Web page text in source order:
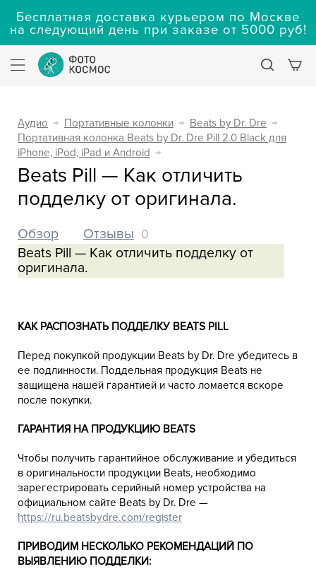
Бесплатная доставка курьером по Москве
на следующий день при заказе от 5000 руб!
Аудио → Портативные колонки → Beats by Dr. Dre →
Портативная колонка Beats by Dr. Dre Pill 2.0 Black для
iPhone, iPod, iPad и Android →
Beats Pill — Как отличить
подделку от оригинала.
Обзор Отзывы 0
Beats Pill — Как отличить подделку от
оригинала.
КАК РАСПОЗНАТЬ ПОДДЕЛКУ BEATS PILL
Перед покупкой продукции Beats by Dr. Dre убедитесь в
ее подлинности. Поддельная продукция Beats не
защищена нашей гарантией и часто ломается вскоре
после покупки.
ГАРАНТИЯ НА ПРОДУКЦИЮ BEATS
Чтобы получить гарантийное обслуживание и убедиться
в оригинальности продукции Beats, необходимо
зарегестрировать серийный номер устройства на
официальном сайте Beats by Dr. Dre —
https://ru.beatsbydre.com/register
ПРИВОДИМ НЕСКОЛЬКО РЕКОМЕНДАЦИЙ ПО
ВЫЯВЛЕНИЮ ПОДДЕЛКИ: